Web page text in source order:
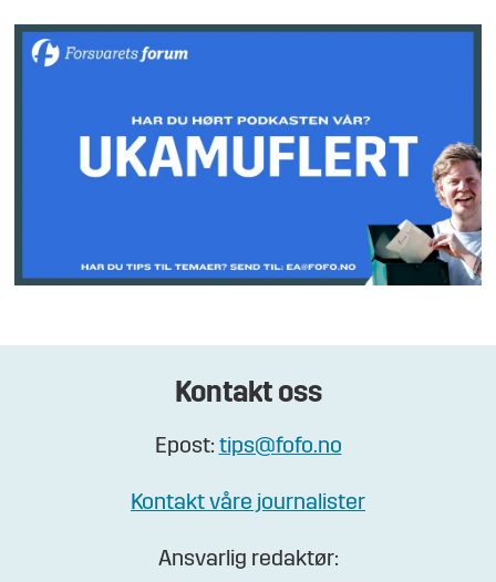
Kontakt oss
Epost: tips@fofo.no
Kontakt våre journalister
Ansvarlig redaktør: